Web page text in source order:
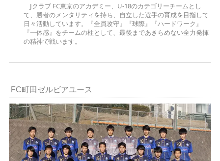
Jクラブ FC東京のアカデミー、U-18のカテゴリーチームとし
て、勝者のメンタリティを持ち、自立した選手の育成を目指して
日々活動しています。『全員攻守』『球際』『ハードワーク』
『一体感』をチームの柱として、最後まであきらめない全力発揮
の精神で戦います。
FC町田ゼルビアユース